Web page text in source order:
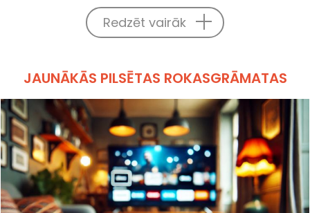
Redzēt vairāk
JAUNĀKĀS PILSĒTAS ROKASGRĀMATAS